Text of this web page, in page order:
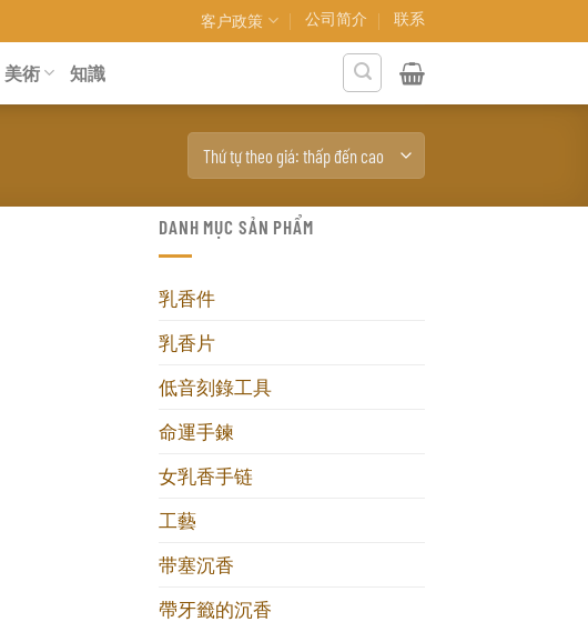
客户政策 公司简介 联系
美術 知識
DANH MỤC SẢN PHẨM
乳香件
乳香片
低音刻錄工具
命運手鍊
女乳香手链
工藝
带塞沉香
帶牙籤的沉香